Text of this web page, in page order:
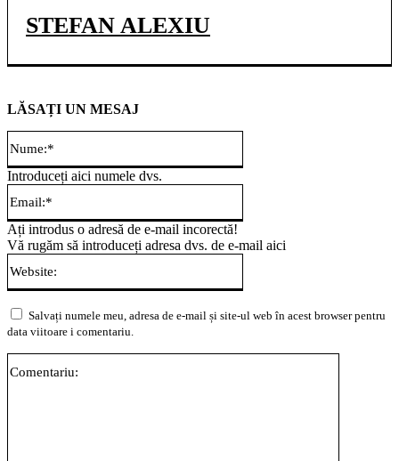
STEFAN ALEXIU
LĂSAȚI UN MESAJ
Introduceți aici numele dvs.
Ați introdus o adresă de e-mail incorectă!
Vă rugăm să introduceți adresa dvs. de e-mail aici
Salvați numele meu, adresa de e-mail și site-ul web în acest browser pentru
data viitoare i comentariu.